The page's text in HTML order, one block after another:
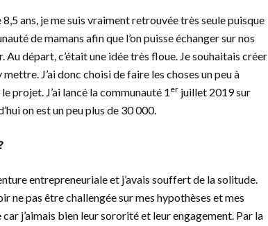
ans, je me suis vraiment retrouvée très seule puisque
de mamans afin que l’on puisse échanger sur nos
Au départ, c’était une idée très floue. Je souhaitais créer
J’ai donc choisi de faire les choses un peu à
projet. J’ai lancé la communauté 1 er juillet 2019 sur
on est un peu plus de 30 000.
entrepreneuriale et j’avais souffert de la solitude.
ne pas être challengée sur mes hypothèses et mes
j’aimais bien leur sororité et leur engagement. Par la